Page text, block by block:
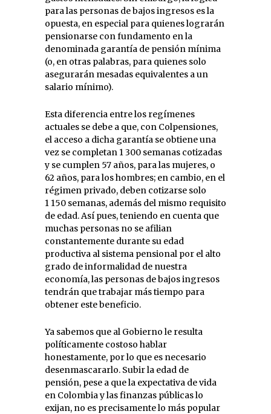
para las personas de bajos ingresos es la
opuesta, en especial para quienes lograrán
pensionarse con fundamento en la
denominada garantía de pensión mínima
(o, en otras palabras, para quienes solo
asegurarán mesadas equivalentes a un
salario mínimo).
Esta diferencia entre los regímenes
actuales se debe a que, con Colpensiones,
el acceso a dicha garantía se obtiene una
vez se completan 1 300 semanas cotizadas
y se cumplen 57 años, para las mujeres, o
62 años, para los hombres; en cambio, en el
régimen privado, deben cotizarse solo
1 150 semanas, además del mismo requisito
de edad. Así pues, teniendo en cuenta que
muchas personas no se afilian
constantemente durante su edad
productiva al sistema pensional por el alto
grado de informalidad de nuestra
economía, las personas de bajos ingresos
tendrán que trabajar más tiempo para
obtener este beneficio.
Ya sabemos que al Gobierno le resulta
políticamente costoso hablar
honestamente, por lo que es necesario
desenmascararlo. Subir la edad de
pensión, pese a que la expectativa de vida
en Colombia y las finanzas públicas lo
exijan, no es precisamente lo más popular